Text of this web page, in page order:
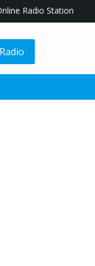
Radio Station